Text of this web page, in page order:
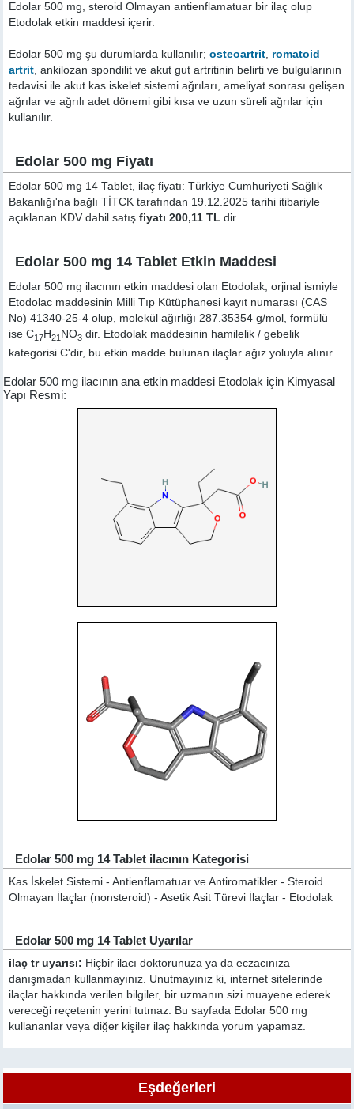
Edolar 500 mg, steroid Olmayan antienflamatuar bir ilaç olup
Etodolak etkin maddesi içerir.
Edolar 500 mg şu durumlarda kullanılır;osteoartrit, romatoid
artrit, ankilozan spondilit ve akut gut artritinin belirti ve bulgularının
tedavisi ile akut kas iskelet sistemi ağrıları, ameliyat sonrası gelişen
ağrılar ve ağrılı adet dönemi gibi kısa ve uzun süreli ağrılar için
kullanılır.
Edolar 500 mg Fiyatı
Edolar 500 mg 14 Tablet, ilaç fiyatı: Türkiye Cumhuriyeti Sağlık
Bakanlığı'na bağlı TİTCK tarafından 19.12.2025 tarihi itibariyle
açıklanan KDV dahil satışfiyatı 200,11 TL dir.
Edolar 500 mg 14 Tablet Etkin Maddesi
Edolar 500 mg ilacının etkin maddesi olan Etodolak, orjinal ismiyle
Etodolac maddesinin Milli Tıp Kütüphanesi kayıt numarası (CAS
No) 41340-25-4 olup, molekül ağırlığı 287.35354 g/mol, formülü
ise C17H21 NO3 dir. Etodolak maddesinin hamilelik / gebelik
kategorisi C'dir, bu etkin madde bulunan ilaçlar ağız yoluyla alınır.
Edolar 500 mg ilacının ana etkin maddesi Etodolak için Kimyasal
Yapı Resmi:
Edolar 500 mg 14 Tablet ilacının Kategorisi
Kas İskelet Sistemi - Antienflamatuar ve Antiromatikler - Steroid
Olmayan İlaçlar (nonsteroid) - Asetik Asit Türevi İlaçlar - Etodolak
Edolar 500 mg 14 Tablet Uyarılar
ilaç tr uyarısı: Hiçbir ilacı doktorunuza ya da eczacınıza
danışmadan kullanmayınız. Unutmayınız ki, internet sitelerinde
ilaçlar hakkında verilen bilgiler, bir uzmanın sizi muayene ederek
vereceği reçetenin yerini tutmaz. Bu sayfada Edolar 500 mg
kullananlar veya diğer kişiler ilaç hakkında yorum yapamaz.
Eşdeğerleri